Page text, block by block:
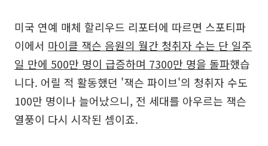
미국 연예 매체 할리우드 리포터에 따르면 스포티파
이에서 마이클 잭슨 음원의 월간 청취자 수는 단 일주
일 만에 500만 명이 급증하며 7300만 명을 돌파했습
니다. 어릴 적 활동했던 '잭슨 파이브'의 청취자 수도
100만 명이나 늘어났으니, 전 세대를 아우르는 잭슨
열풍이 다시 시작된 셈이죠.